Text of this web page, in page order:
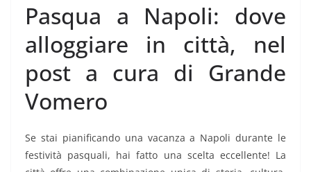
Pasqua a Napoli: dove
alloggiare in città, nel
post a cura di Grande
Vomero
Se stai pianificando una vacanza a Napoli durante le
festività pasquali, hai fatto una scelta eccellente! La